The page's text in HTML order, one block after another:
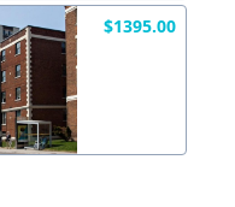
$1395.00